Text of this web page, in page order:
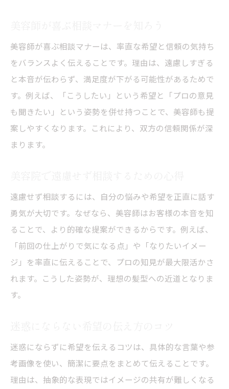
美容師が喜ぶ相談マナーは、率直な希望と信頼の気持ち
をバランスよく伝えることです。理由は、遠慮しすぎる
と本音が伝わらず、満足度が下がる可能性があるためで
す。例えば、「こうしたい」という希望と「プロの意見
も聞きたい」という姿勢を併せ持つことで、美容師も提
案しやすくなります。これにより、双方の信頼関係が深
まります。
遠慮せず相談するには、自分の悩みや希望を正直に話す
勇気が大切です。なぜなら、美容師はお客様の本音を知
ることで、より的確な提案ができるからです。例えば、
「前回の仕上がりで気になる点」や「なりたいイメー
ジ」を率直に伝えることで、プロの知見が最大限活かさ
れます。こうした姿勢が、理想の髪型への近道となりま
す。
迷惑にならずに希望を伝えるコツは、具体的な言葉や参
考画像を使い、簡潔に要点をまとめて伝えることです。
理由は、抽象的な表現ではイメージの共有が難しくなる